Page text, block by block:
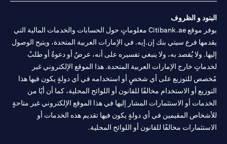
البنود و الظروف
يوفر موقع Citibank.ae معلوماتٍ حول الحسابات والخدمات المالية التي
يقدمها فرع سيتي بنك إن.إيه. في الإمارات العربية المتحدة، ويتيح الوصول
إليها. ولا يُقصد به، ولا ينبغي تفسيره على أنه، عرضٌ أو دعوةٌ أو طلبٌ
لخدماتٍ خارج الإمارات العربية المتحدة. هذا الموقع الإلكتروني غير
مُخصص للتوزيع على أي شخصٍ أو استخدامه في أي دولةٍ يكون فيها هذا
التوزيع أو الاستخدام مخالفًا للقانون أو اللوائح المحلية، كما أن أيًا من
الخدمات أو الاستثمارات المشار إليها في هذا الموقع الإلكتروني غير متاحةٍ
للأشخاص المقيمين في أي دولةٍ يكون فيها تقديم هذه الخدمات أو
الاستثمارات مخالفًا للقانون أو اللوائح المحلية.